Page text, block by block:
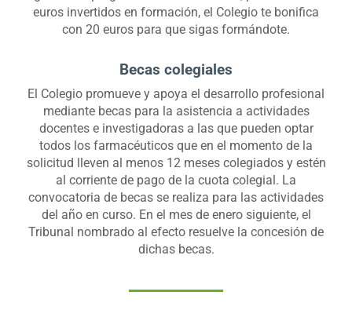
euros invertidos en formación, el Colegio te bonifica
con 20 euros para que sigas formándote.
Becas colegiales
El Colegio promueve y apoya el desarrollo profesional
mediante becas para la asistencia a actividades
docentes e investigadoras a las que pueden optar
todos los farmacéuticos que en el momento de la
solicitud lleven al menos 12 meses colegiados y estén
al corriente de pago de la cuota colegial. La
convocatoria de becas se realiza para las actividades
del año en curso. En el mes de enero siguiente, el
Tribunal nombrado al efecto resuelve la concesión de
dichas becas.